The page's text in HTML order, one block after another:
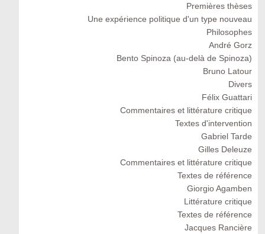
Premières thèses
Une expérience politique d'un type nouveau
Philosophes
André Gorz
Bento Spinoza (au-delà de Spinoza)
Bruno Latour
Divers
Félix Guattari
Commentaires et littérature critique
Textes d'intervention
Gabriel Tarde
Gilles Deleuze
Commentaires et littérature critique
Textes de référence
Giorgio Agamben
Littérature critique
Textes de référence
Jacques Rancière